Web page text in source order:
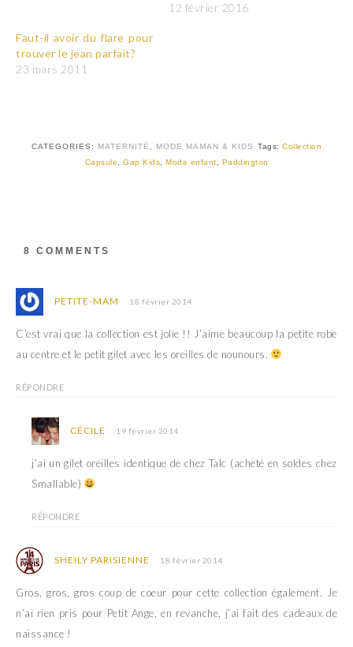
12 février 2016
Faut-il avoir du flare pour
trouver le jean parfait?
23 mars 2011
CATEGORIES: MATERNITÉ MODE MAMAN & KIDS Tags: Collection
Capsule
Gap Kids Mode enfant Paddington
8 COMMENTS
PETITE-MAM 18 février 2014
C’est vrai que la collection est jolie !! J’aime beaucoup la petite robe
au centre et le petit gilet avec les oreilles de nounours.
RÉPONDRE
CÉCILE 19 février 2014
j’ai un gilet oreilles identique de chez Talc (acheté en soldes chez
Smallable)
RÉPONDRE
SHEILY PARISIENNE 18 février 2014
Gros, gros, gros coup de coeur pour cette collection également. Je
n’ai rien pris pour Petit Ange, en revanche, j’ai fait des cadeaux de
naissance !